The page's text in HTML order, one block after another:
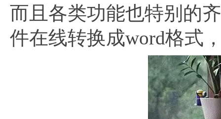
而且各类功能也特别的
件在线转换成word格式